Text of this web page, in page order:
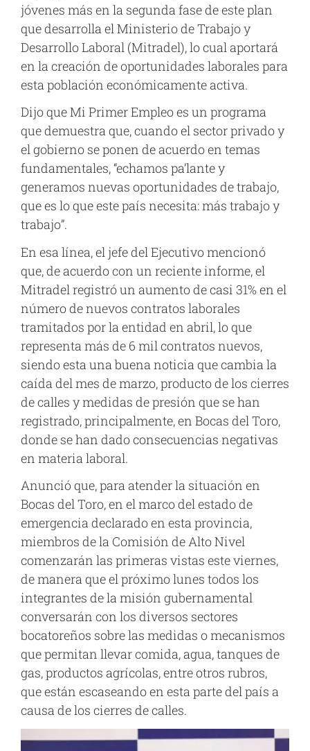
jóvenes más en la segunda fase de este plan
que desarrolla el Ministerio de Trabajo y
Desarrollo Laboral (Mitradel), lo cual aportará
en la creación de oportunidades laborales para
esta población económicamente activa.
Dijo que Mi Primer Empleo es un programa
que demuestra que, cuando el sector privado y
el gobierno se ponen de acuerdo en temas
fundamentales, “echamos pa’lante y
generamos nuevas oportunidades de trabajo,
que es lo que este país necesita: más trabajo y
trabajo”.
En esa línea, el jefe del Ejecutivo mencionó
que, de acuerdo con un reciente informe, el
Mitradel registró un aumento de casi 31% en el
número de nuevos contratos laborales
tramitados por la entidad en abril, lo que
representa más de 6 mil contratos nuevos,
siendo esta una buena noticia que cambia la
caída del mes de marzo, producto de los cierres
de calles y medidas de presión que se han
registrado, principalmente, en Bocas del Toro,
donde se han dado consecuencias negativas
en materia laboral.
Anunció que, para atender la situación en
Bocas del Toro, en el marco del estado de
emergencia declarado en esta provincia,
miembros de la Comisión de Alto Nivel
comenzarán las primeras vistas este viernes,
de manera que el próximo lunes todos los
integrantes de la misión gubernamental
conversarán con los diversos sectores
bocatoreños sobre las medidas o mecanismos
que permitan llevar comida, agua, tanques de
gas, productos agrícolas, entre otros rubros,
que están escaseando en esta parte del país a
causa de los cierres de calles.